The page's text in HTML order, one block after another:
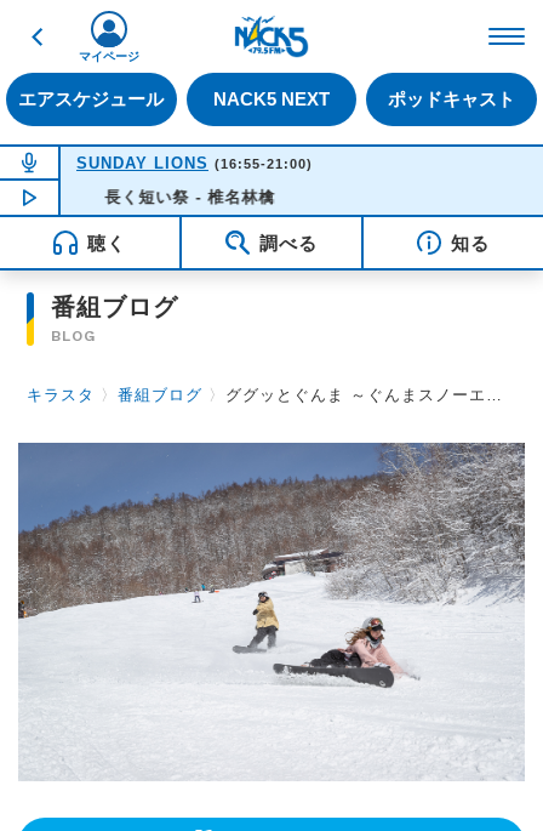
戻る
エアスケジュール NACK5 NEXT ポッドキャスト
マイページ
NOW ON AIR
SUNDAY LIONS (16:55-21:00)
NOW PLAYING16:35
長く短い祭 - 椎名林檎
聴く 調べる 知る
番組ブログ
BLOG
キラスタ 〉番組ブログ 〉 ググッとぐんま ～ぐんまスノーエリア～ 第5回